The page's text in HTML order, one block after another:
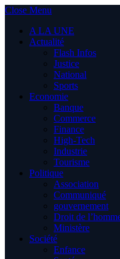
Close Menu
A LA UNE
Actualité
Flash Infos
Justice
National
Sports
Economie
Banque
Commerce
Finance
High-Tech
Industrie
Tourisme
Politique
Association
Communiqué
gouvernement
Droit de
Ministère
Société
Enfance